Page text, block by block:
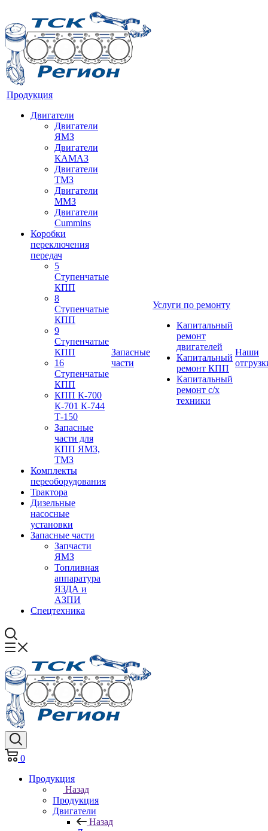
Продукция
Двигатели
Двигатели
ЯМЗ
Двигатели
КАМАЗ
Двигатели
ТМЗ
Двигатели
ММЗ
Двигатели
Cummins
Коробки
переключения
передач
5
Ступенчатые
КПП
8
Ступенчатые
КПП
9
Ступенчатые
КПП
16
Ступенчатые
КПП
КПП К-700
К-701 К-744
Т-150
Запасные
части для
КПП ЯМЗ,
ТМЗ
Комплекты
переоборудования
Трактора
Дизельные
насосные
установки
Запасные части
Запчасти
ЯМЗ
Топливная
аппаратура
ЯЗДА и
АЗПИ
Спецтехника
Запасные
части
Услуги по ремонту
Капитальный
ремонт
двигателей
Капитальный
ремонт КПП
Капитальный
ремонт с/х
техники
Наши
0
Продукция
Назад
Продукция
Двигатели
Назад